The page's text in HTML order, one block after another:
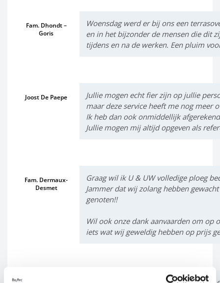
Fam. Dhondt –
Goris
Woensdag werd er bij ons een
en in het bijzonder de mensen die dit
tijdens en na de werken. Een pluim
Joost De Paepe
Jullie mogen echt fier zijn op jullie
maar deze service heeft me nog meer
Ik heb dan ook onmiddellijk
Jullie mogen mij altijd opgeven als
Fam. Dermaux-
Desmet
Graag wil ik U & UW volledige ploeg
Jammer dat wij zolang hebben
genoten!!
Wil ook onze dank aanvaarden om op
iets wat wij geweldig hebben op prijs